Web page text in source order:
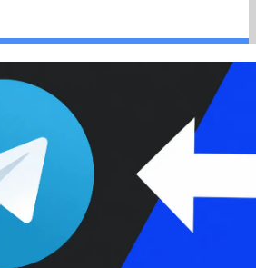
Colunas
Colaboradores